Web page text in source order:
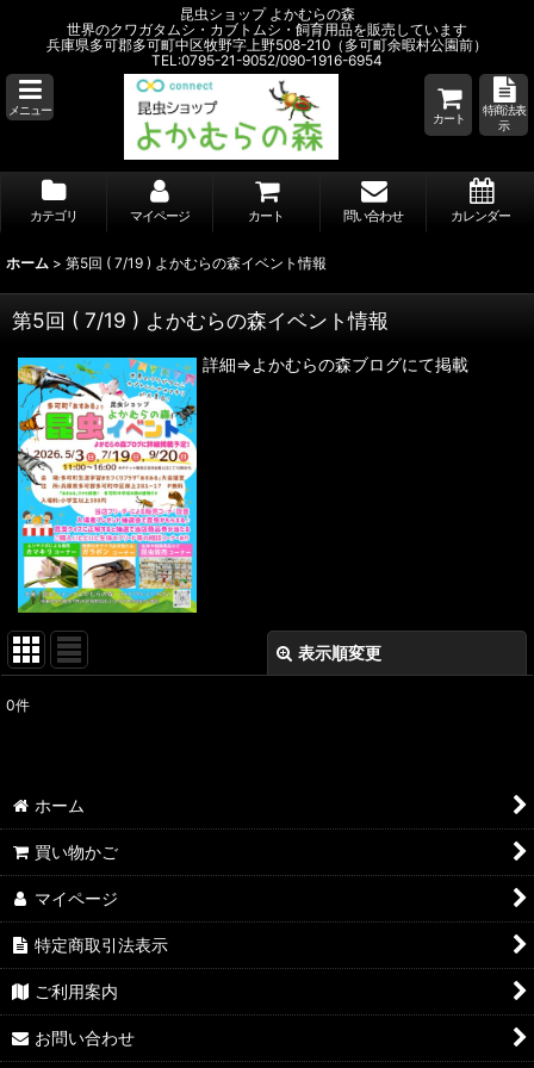
昆虫ショップ よかむらの森
世界のクワガタムシ・カブトムシ・飼育用品を販売しています
兵庫県多可郡多可町中区牧野字上野508-210（多可町余暇村公園前）
TEL:0795-21-9052/090-1916-6954
メニュー
カート
特商法表
示
カテゴリ マイページ カート 問い合わせ カレンダー
ホーム > 第5回 ( 7/19 ) よかむらの森イベント情報
第5回 ( 7/19 ) よかむらの森イベント情報
詳細⇒よかむらの森ブログにて掲載
表示順変更
0件
ホーム
買い物かご
マイページ
特定商取引法表示
ご利用案内
お問い合わせ